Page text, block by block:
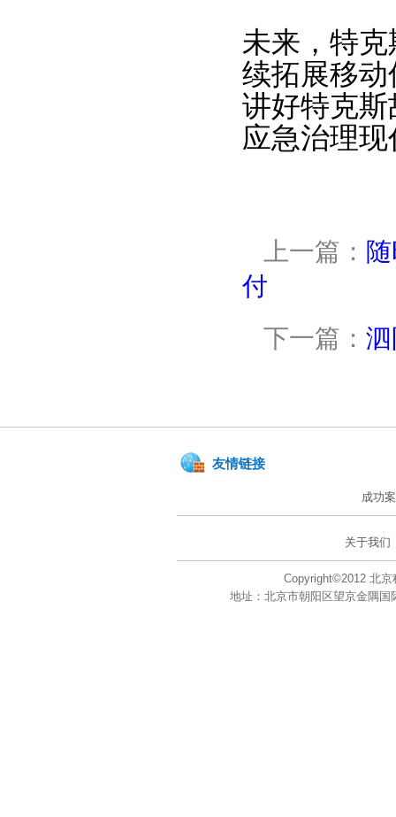
未来，特
续拓展移
讲好特克
应急治理
上一篇：
付
下一篇：
友情链接
成功
关于我们
Copyright©2012 北
地址：北京市朝阳区望京金隅国